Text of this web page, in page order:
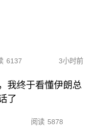
6137 3小时前
我终于看懂伊朗总
了
阅读 5878